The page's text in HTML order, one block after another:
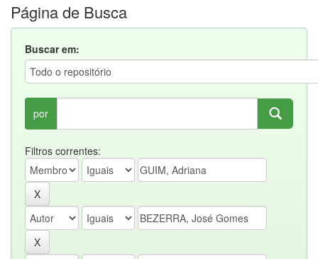
Página de Busca
Buscar em:
por
Filtros correntes: